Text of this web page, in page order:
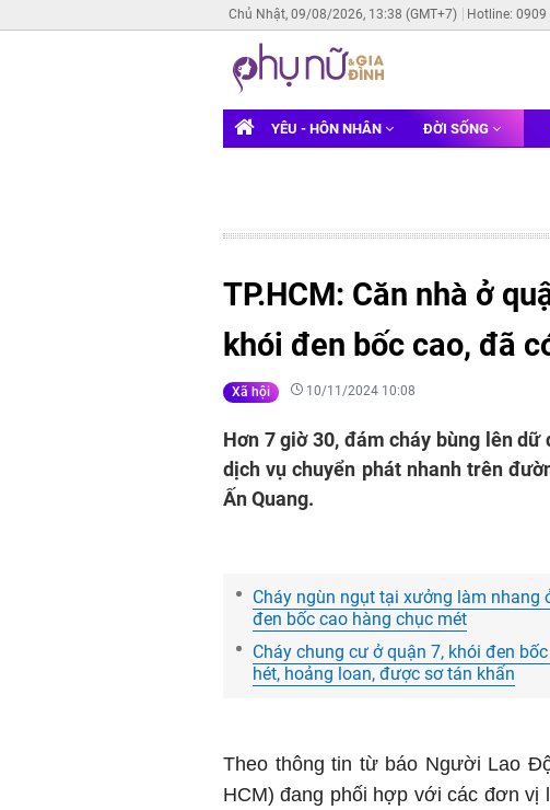
Chủ Nhật, 09/08/2026, 13:38 (GMT+7) Hotline:
YÊU - HÔN NHÂN ĐỜI SỐNG
TP.HCM: Căn nhà ở
khói đen bốc cao, đã
Xã hội 10/11/2024 10:08
Hơn 7 giờ 30, đám cháy bùng lên
dịch vụ chuyển phát nhanh trên
Ấn Quang.
Cháy ngùn ngụt tại xưởng làm nhang
đen bốc cao hàng chục mét
Cháy chung cư ở quận 7, khói đen
hét, hoảng loan, được sơ tán khẩn
Theo thông tin từ báo Người Lao
HCM) đang phối hợp với các đơn vị